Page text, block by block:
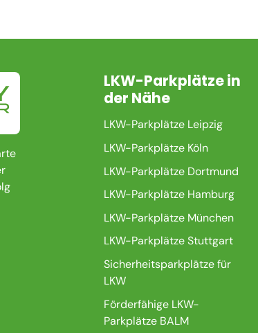
LKW-Parkplätze in
der Nähe
LKW-Parkplätze Leipzig
LKW-Parkplätze Köln
LKW-Parkplätze Dortmund
LKW-Parkplätze Hamburg
LKW-Parkplätze München
LKW-Parkplätze Stuttgart
Sicherheitsparkplätze für
LKW
Förderfähige LKW-
Parkplätze BALM